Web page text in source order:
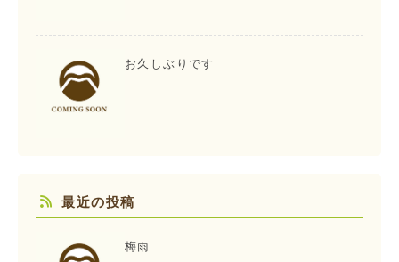
お久しぶりです
最近の投稿
梅雨